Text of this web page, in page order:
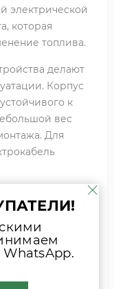
электрической
которая
топлива.
делают
Корпус
к
вес
Для
33%, что
элементов